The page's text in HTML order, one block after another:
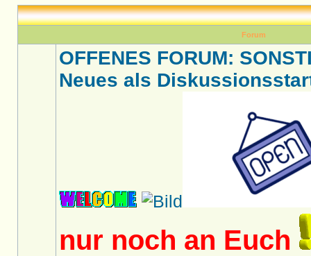
Forum
OFFENES FORUM:
Neues als
nur noch an Euch